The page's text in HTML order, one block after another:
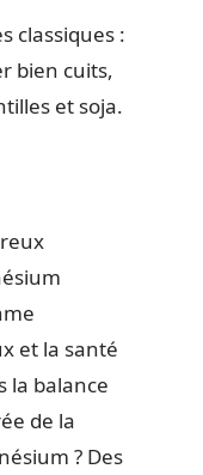
classiques :
bien cuits,
et soja.
et la santé
la balance
de la
? Des